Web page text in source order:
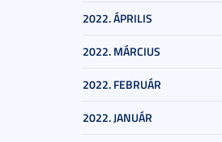
2022. ÁPRILIS
2022. MÁRCIUS
2022. FEBRUÁR
2022. JANUÁR